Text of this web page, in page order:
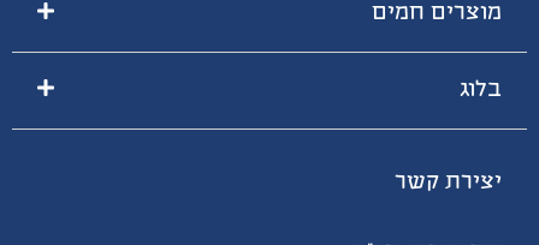
מוצרים חמים
בלוג
יצירת קשר